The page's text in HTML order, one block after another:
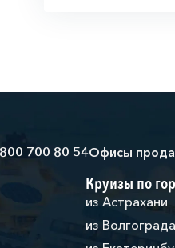
700 80 54Офисы
Круизы по
из Астрахани
из Волгограда